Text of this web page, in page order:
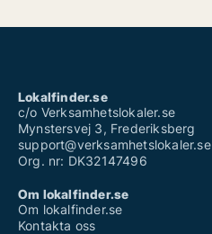
Lokalfinder.se
c/o Verksamhetslokaler.se
Mynstersvej 3, Frederiksberg
support@verksamhetslokaler.se
Org. nr: DK32147496
Om lokalfinder.se
Om lokalfinder.se
Kontakta oss